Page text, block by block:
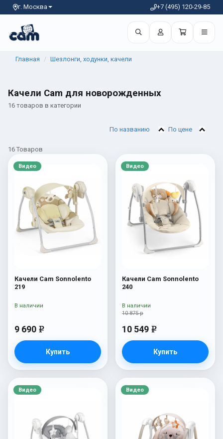
г. Москва +7 (495) 120-29-85
Главная Шезлонги, ходунки, качели
Качели Cam для новорожденных
16 товаров в категории
По названию По цене
16 Товаров
Видео
Качели Cam Sonnolento
219
9 690 e
Купить
В наличии
Видео
Качели Cam Sonnolento
240
10 875 р
10 549 e
Купить
В наличии
Видео Видео